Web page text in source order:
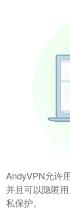
AndyVPN允许
并且可以隐匿
私保护。